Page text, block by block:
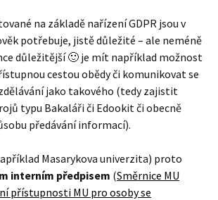
na základě nařízení GDPR jsou v
potřebuje, jistě důležité – ale neméně
důležitější 🙂 je mít například možnost
cestou obědy či komunikovat se
jako takového (tedy zajistit
typu Bakaláři či Edookit či obecně
předávání informací).
Masarykova univerzita) proto
interním předpisem (Směrnice MU
přístupnosti MU pro osoby se